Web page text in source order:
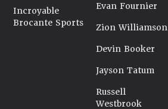
Incroyable
Brocante Sports
Evan Fournier
Zion Williamson
Devin Booker
Jayson Tatum
Russell
Westbrook